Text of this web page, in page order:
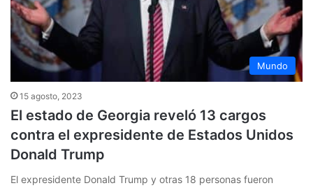
Mundo
15 agosto, 2023
El estado de Georgia reveló 13 cargos
contra el expresidente de Estados Unidos
Donald Trump
El expresidente Donald Trump y otras 18 personas fueron